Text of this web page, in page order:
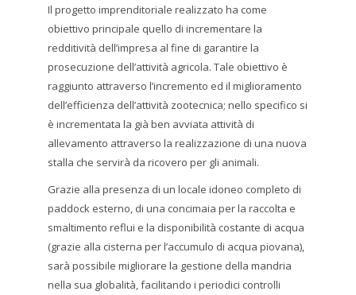
Il progetto imprenditoriale realizzato ha come
obiettivo principale quello di incrementare la
redditività dell’impresa al fine di garantire la
prosecuzione dell’attività agricola. Tale obiettivo è
raggiunto attraverso l’incremento ed il miglioramento
dell’efficienza dell’attività zootecnica; nello specifico si
è incrementata la già ben avviata attività di
allevamento attraverso la realizzazione di una nuova
stalla che servirà da ricovero per gli animali.
Grazie alla presenza di un locale idoneo completo di
paddock esterno, di una concimaia per la raccolta e
smaltimento reflui e la disponibilità costante di acqua
(grazie alla cisterna per l’accumulo di acqua piovana),
sarà possibile migliorare la gestione della mandria
nella sua globalità, facilitando i periodici controlli